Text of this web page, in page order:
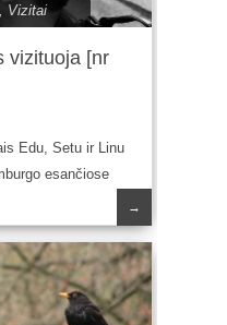
, Vizitai
vizituoja [nr
Edu, Setu ir Linu
esančiose
→